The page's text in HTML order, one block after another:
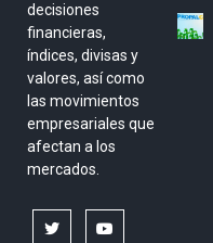
decisiones
financieras,
índices, divisas y
valores, así como
las movimientos
empresariales que
afectan a los
mercados.
twitter